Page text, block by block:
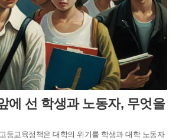
에 선 학생과 노동자, 무엇을
등교육정책은 대학의 위기를 학생과 대학 노동자